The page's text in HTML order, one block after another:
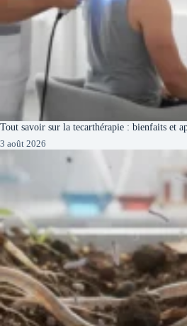
Tout savoir sur la tecarthérapie : bienfaits et
3 août 2026